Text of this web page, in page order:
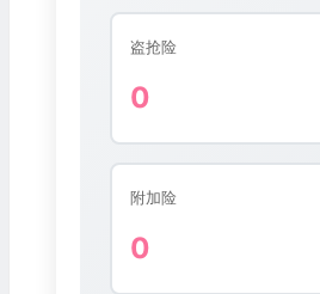
盗抢险
0
附加险
0